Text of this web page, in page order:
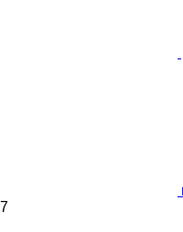
7